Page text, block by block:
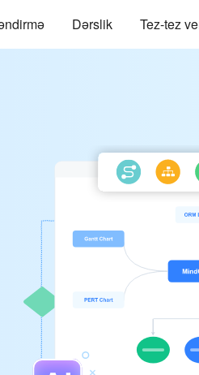
Dərslik Tez-tez